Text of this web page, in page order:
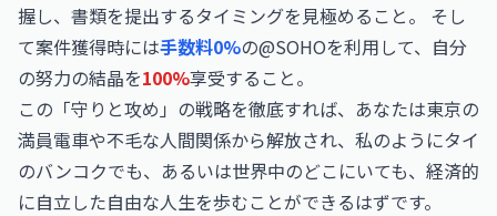
握し、書類を提出するタイミングを見極めること。 そし
て案件獲得時には手数料0%の@SOHOを利用して、自分
の努力の結晶を100%享受すること。
この「守りと攻め」の戦略を徹底すれば、あなたは東京の
満員電車や不毛な人間関係から解放され、私のようにタイ
のバンコクでも、あるいは世界中のどこにいても、経済的
に自立した自由な人生を歩むことができるはずです。